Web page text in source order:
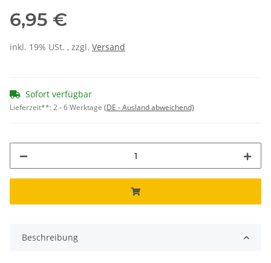
6,95 €
inkl. 19% USt. , zzgl. Versand
Sofort verfügbar
Lieferzeit**:2 - 6 Werktage (DE - Ausland abweichend)
Beschreibung